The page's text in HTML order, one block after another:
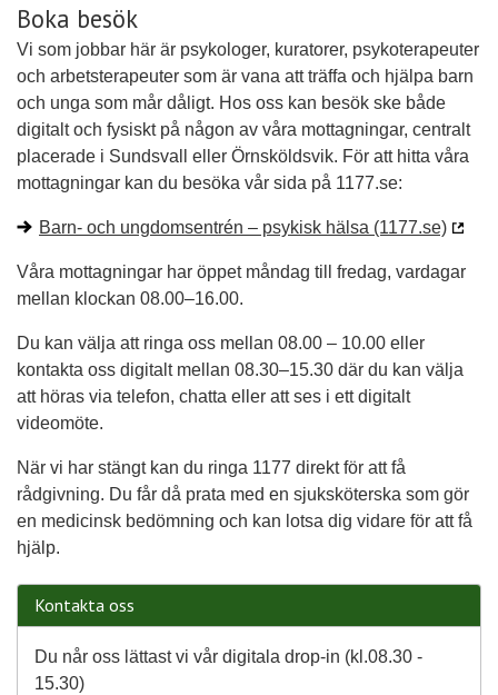
Boka besök
Vi som jobbar här är psykologer, kuratorer, psykoterapeuter
och arbetsterapeuter som är vana att träffa och hjälpa barn
och unga som mår dåligt. Hos oss kan besök ske både
digitalt och fysiskt på någon av våra mottagningar, centralt
placerade i Sundsvall eller Örnsköldsvik. För att hitta våra
mottagningar kan du besöka vår sida på 1177.se:
Barn- och ungdomsentrén – psykisk hälsa (1177.se)
Våra mottagningar har öppet måndag till fredag, vardagar
mellan klockan 08.00–16.00.
Du kan välja att ringa oss mellan 08.00 – 10.00 eller
kontakta oss digitalt mellan 08.30–15.30 där du kan välja
att höras via telefon, chatta eller att ses i ett digitalt
videomöte.
När vi har stängt kan du ringa 1177 direkt för att få
rådgivning. Du får då prata med en sjuksköterska som gör
en medicinsk bedömning och kan lotsa dig vidare för att få
hjälp.
Kontakta oss
Du når oss lättast vi vår digitala drop-in (kl.08.30 -
15.30)